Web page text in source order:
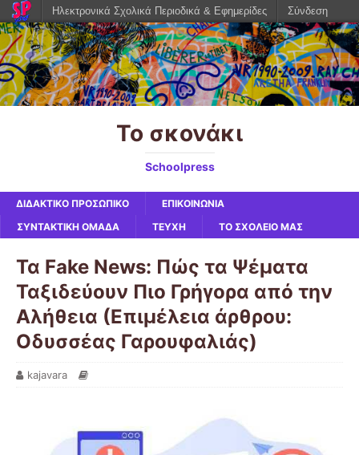
Το σκονάκι
Schoolpress
ΔΙΔΑΚΤΙΚΟ ΠΡΟΣΩΠΙΚΟ
ΕΠΙΚΟΙΝΩΝΙΑ
ΣΥΝΤΑΚΤΙΚΗ ΟΜΑΔΑ
ΤΕΥΧΗ ΤΟ ΣΧΟΛΕΙΟ ΜΑΣ
Τα Fake News: Πώς τα Ψέματα
Ταξιδεύουν Πιο Γρήγορα από την
Αλήθεια (Επιμέλεια άρθρου:
Οδυσσέας Γαρουφαλιάς)
kajavara
Ηλεκτρονικά Σχολικά Περιοδικά & Εφημερίδες Σύνδεση